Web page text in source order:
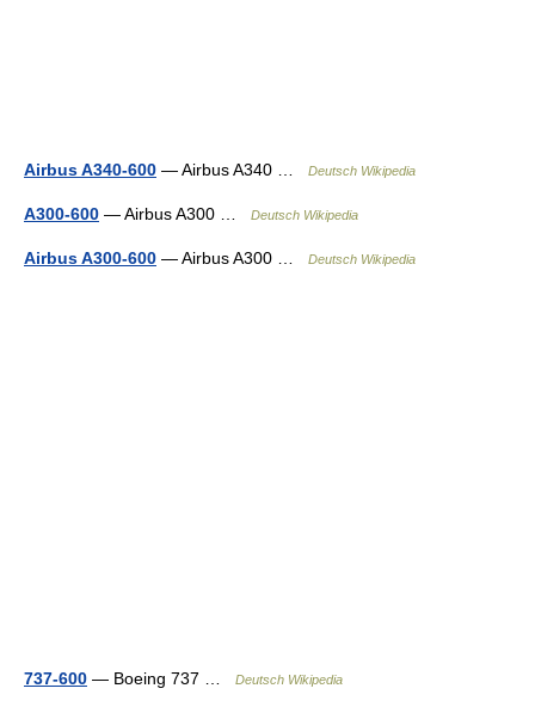
Airbus A340-600 — Airbus A340 … Deutsch Wikipedia
A300-600 — Airbus A300 … Deutsch Wikipedia
Airbus A300-600 — Airbus A300 … Deutsch Wikipedia
737-600 — Boeing 737 … Deutsch Wikipedia